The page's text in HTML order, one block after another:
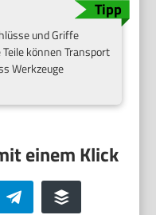
und Griffe
können Transport
Werkzeuge
Telegram Buffer